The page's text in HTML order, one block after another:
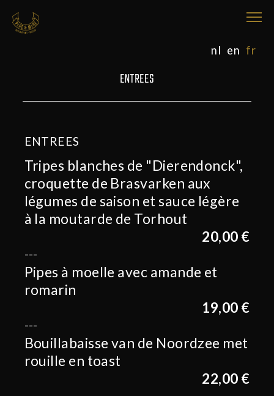
nl en fr
ENTREES
ENTREES
Tripes blanches de "Dierendonck",
croquette de Brasvarken aux
légumes de saison et sauce légère
à la moutarde de Torhout
20,00 €
Pipes à moelle avec amande et
romarin
19,00 €
Bouillabaisse van de Noordzee met
rouille en toast
22,00 €